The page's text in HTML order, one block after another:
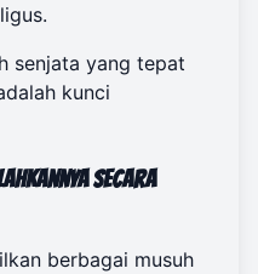
senjata yang tepat
kunci
Secara
berbagai musuh